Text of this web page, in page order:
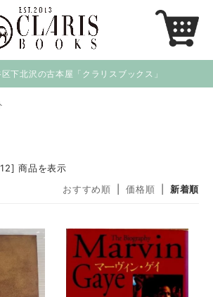
下北沢の古本屋「クラリスブックス」
商品を表示
おすすめ順
価格順 新着順